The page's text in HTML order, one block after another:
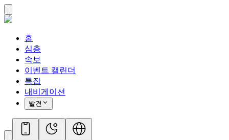
홈
심층
속보
이벤트 캘린더
특집
내비게이션
발견